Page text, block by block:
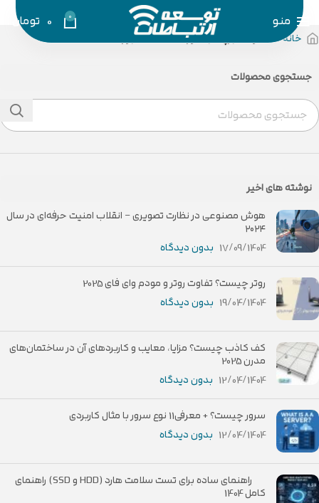
منو 0
0 تومان
خانه محصولات برچسب خورده “قیمت کیبورد”
جستجوی محصولات
نوشته های اخیر
هوش مصنوعی در نظارت تصویری – انقلاب امنیت حرفه‌ای در سال
۲۰۲۴
17/09/1404 بدون دیدگاه
روتر چیست؟ تفاوت روتر و مودم وای فای 2025
19/04/1404 بدون دیدگاه
کف کاذب چیست؟ مزایا، معایب و کاربردهای آن در ساختمان‌های
مدرن 2025
12/04/1404 بدون دیدگاه
سرور چیست؟ + معرفی11 نوع سرور با مثال کاربردی
12/04/1404 بدون دیدگاه
راهنمای ساده برای تست سلامت هارد (HDD و SSD) راهنمای
کامل 1404